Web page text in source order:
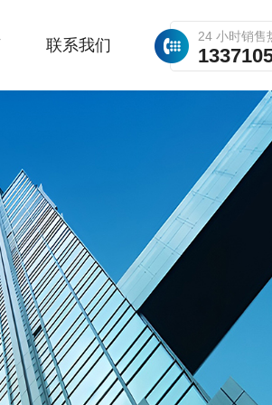
24 小时销售
联系我们